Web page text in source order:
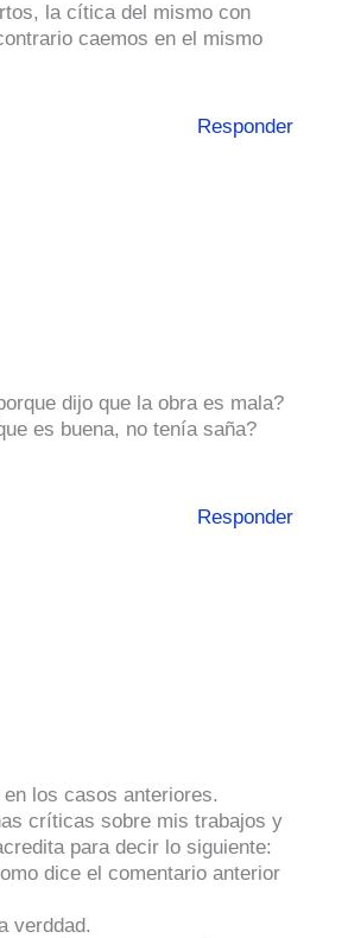
la cítica del mismo con
caemos en el mismo
Responder
dijo que la obra es mala?
es buena, no tenía saña?
Responder
los casos anteriores.
críticas sobre mis trabajos y
para decir lo siguiente:
dice el comentario anterior
verddad.